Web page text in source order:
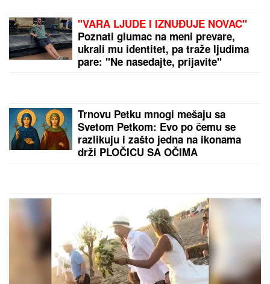
INSPEKCIJA UPALA NA IMANJE VLADIMIRA
TOMOVIĆA U BARUZatvorili mu objekat nakon što
je pokrenuo biznis, hitno se oglasio: "Imamo
PREPORUKA ZA VAS